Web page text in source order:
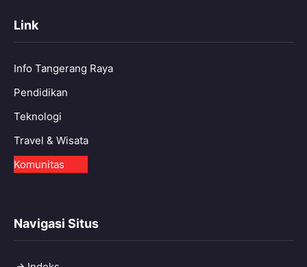
Link
Info Tangerang Raya
Pendidikan
Teknologi
Travel & Wisata
Komunitas
Navigasi Situs